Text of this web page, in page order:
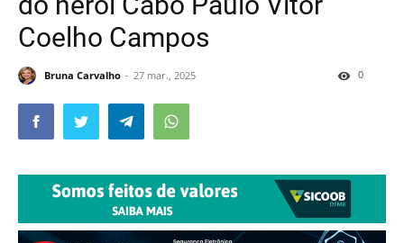
Coelho Campos
Bruna Carvalho 27 mar., 2025 0